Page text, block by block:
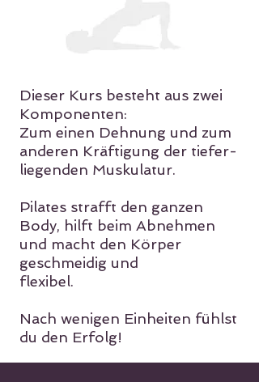
Dieser Kurs besteht aus zwei
Komponenten:
Zum einen Dehnung und zum
anderen Kräftigung der tiefer-
liegenden Muskulatur.
Pilates strafft den ganzen
Body, hilft beim Abnehmen
und macht den Körper
geschmeidig und
flexibel.
Nach wenigen Einheiten fühlst
du den Erfolg!